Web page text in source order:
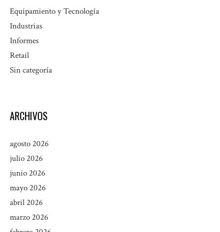
Equipamiento y Tecnología
Industrias
Informes
Retail
Sin categoría
ARCHIVOS
agosto 2026
julio 2026
junio 2026
mayo 2026
abril 2026
marzo 2026